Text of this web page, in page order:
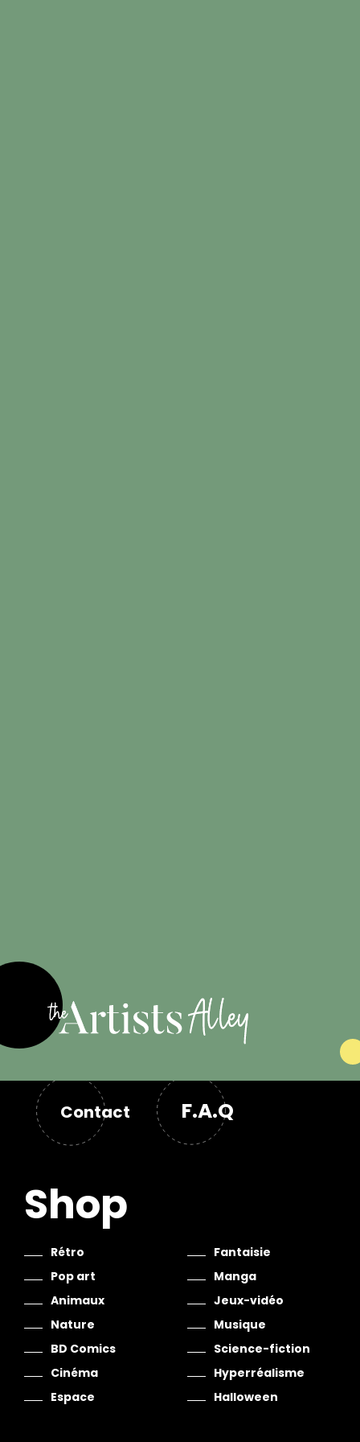
Contact F.A.Q
Shop
Rétro
Pop art
Animaux
Nature
BD Comics
Cinéma
Espace
Fantaisie
Manga
Jeux-vidéo
Musique
Science-fiction
Hyperréalisme
Halloween